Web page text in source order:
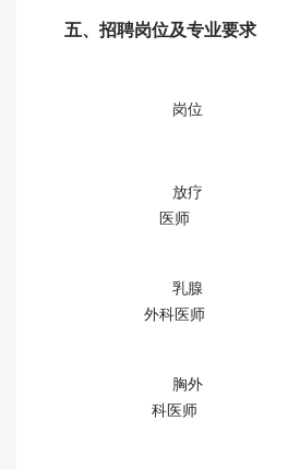
五、招聘岗位及专业要求
岗位
放疗
医师
乳腺
外科医师
胸外
科医师